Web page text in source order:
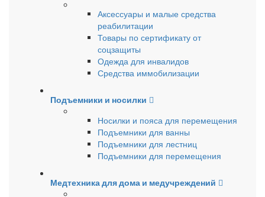
Аксессуары и малые средства
реабилитации
Товары по сертификату от
соцзащиты
Одежда для инвалидов
Средства иммобилизации
Подъемники и носилки
Носилки и пояса для перемещения
Подъемники для ванны
Подъемники для лестниц
Подъемники для перемещения
Медтехника для дома и медучреждений